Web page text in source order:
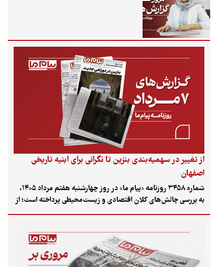
از تغییر در سهمیه‌بندی بنزین تا نگرانی برای ابنیه تاریخی
اصفهان
شماره ۳۴۵۸ روزنامه «پیام ما» در روز چهارشنبه هفتم مرداد ۱۴۰۵،
به بررسی چالش‌های کلان اقتصادی و زیست‌محیطی پرداخته است؛ از
جزئیات تغییر در سهمیه دوم بنزین و ابهام در تعویض کولرهای آبی
آلودگی تالاب اینچه با پساب‌های صنعتی.